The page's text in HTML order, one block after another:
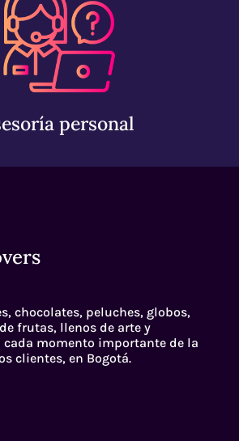
personal
chocolates, peluches, globos,
frutas, llenos de arte y
cada momento importante de la
clientes, en Bogotá.